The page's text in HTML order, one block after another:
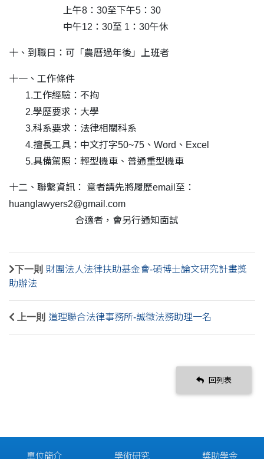
上午8：30至下午5：30
中午12：30至 1：30午休
十、到職日：可「農曆過年後」上班者
十一、工作條件
1.工作經驗：不拘
2.學歷要求：大學
3.科系要求：法律相關科系
4.擅長工具：中文打字50~75、Word、Excel
5.具備駕照：輕型機車、普通重型機車
十二、聯繫資訊： 意者請先將履歷email至：
huanglawyers2@gmail.com
合適者，會另行通知面試
下一則 財團法人法律扶助基金會-碩博士論文研究計畫獎
助辦法
上一則 道理聯合法律事務所-誠徵法務助理一名
回列表
單位簡介 學術研究 獎助學金